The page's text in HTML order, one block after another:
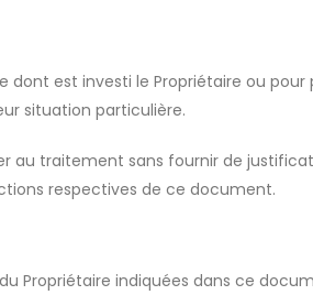
dont est investi le Propriétaire ou
situation particulière.
au traitement sans fournir de
respectives de ce document.
Propriétaire indiquées dans ce